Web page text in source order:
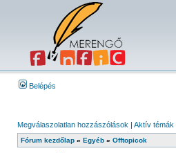
Belépés
Megválaszolatlan hozzászólások | Aktív témák
Fórum kezdőlap » Egyéb » Offtopicok